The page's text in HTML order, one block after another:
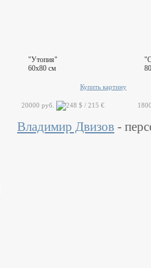
"Утопия"
60x80 см
Купить картину
20000 руб.
Владимир Двизов -